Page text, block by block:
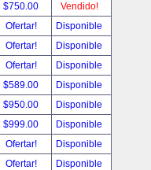
$750.00
Vendido!
Ofertar!
Disponible
Ofertar!
Disponible
Ofertar!
Disponible
$589.00
Disponible
$950.00
Disponible
$999.00
Disponible
Ofertar!
Disponible
Ofertar!
Disponible